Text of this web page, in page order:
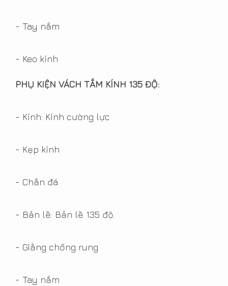
- Tay nắm
- Keo kính
PHỤ KIỆN VÁCH TẮM KÍNH 135 ĐỘ:
- Kính: Kính cường lực
- Kẹp kính
- Chắn đá
- Bản lề: Bản lề 135 độ.
- Giằng chống rung
- Tay nắm
công là một ý tưởng thông
cư đang là xu hướng hiện